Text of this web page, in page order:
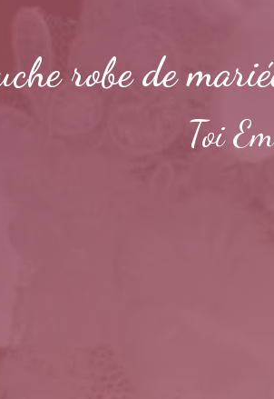
robe de
Toi